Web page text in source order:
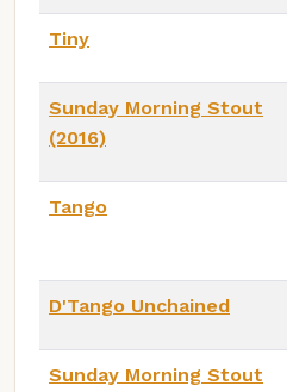
Tiny
Sunday Morning Stout
(2016)
Tango
D'Tango Unchained
Sunday Morning Stout